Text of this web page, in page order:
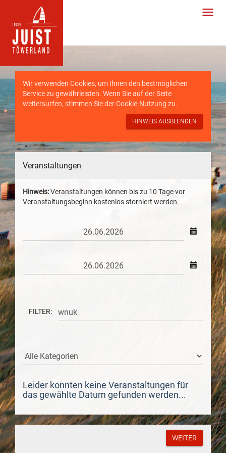
Wir verwenden Cookies, um Ihnen den bestmöglichen
Service zu gewährleisten. Wenn Sie auf der Seite
weitersurfen, stimmen Sie derCookie-Nutzung zu.
HINWEIS AUSBLENDEN
Veranstaltungen
Hinweis:Veranstaltungen können bis zu 10 Tage vor
Veranstaltungsbeginn kostenlos storniert werden.
FILTER:
Leider konnten keine Veranstaltungen für
das gewählte Datum gefunden werden...
WEITER